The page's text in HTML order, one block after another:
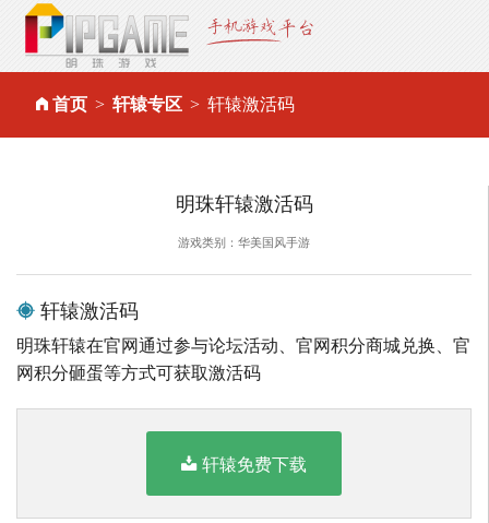
首页 轩辕专区 轩辕激活码
明珠轩辕激活码
游戏类别：华美国风手游
轩辕激活码
明珠轩辕在官网通过参与论坛活动、官网积分商城兑换、官
网积分砸蛋等方式可获取激活码
轩辕免费下载